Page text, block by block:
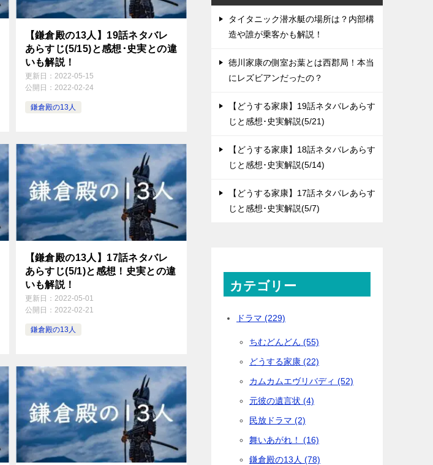
【鎌倉殿の13人】19話ネタバレ
あらすじ(5/15)と感想･史実との違
いも解説！
更新日： 2022-05-15
公開日： 2022-02-24
鎌倉殿の13人
【鎌倉殿の13人】17話ネタバレ
あらすじ(5/1)と感想！史実との違
いも解説！
更新日： 2022-05-01
公開日： 2022-02-21
鎌倉殿の13人
タイタニック潜水艇の場所は？内部構
造や誰が乗客かも解説！
徳川家康の側室お葉とは西郡局！本当
にレズビアンだったの？
【どうする家康】19話ネタバレあらす
じと感想･史実解説(5/21)
【どうする家康】18話ネタバレあらす
じと感想･史実解説(5/14)
【どうする家康】17話ネタバレあらす
じと感想･史実解説(5/7)
カテゴリー
ドラマ (229)
ちむどんどん (55)
どうする家康 (22)
カムカムエヴリバディ (52)
元彼の遺言状 (4)
民放ドラマ (2)
舞いあがれ！ (16)
鎌倉殿の13人 (78)